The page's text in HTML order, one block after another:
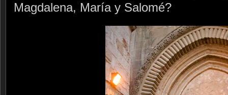
Magdalena, María y Salomé?